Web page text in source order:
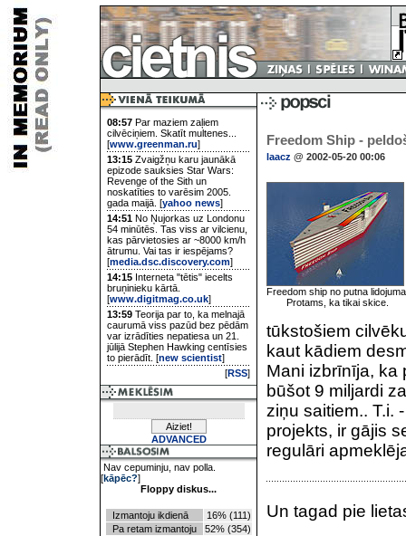
08:57 Par maziem zaļiem
cilvēciņiem. Skatīt multenes...
[www.greenman.ru]
13:15 Zvaigžņu karu jaunākā
epizode sauksies Star Wars:
Revenge of the Sith un
noskatīties to varēsim 2005.
gada maijā. [yahoo news]
14:51 No Ņujorkas uz Londonu
54 minūtēs. Tas viss ar vilcienu,
kas pārvietosies ar ~8000 km/h
ātrumu. Vai tas ir iespējams?
[media.dsc.discovery.com]
14:15 Interneta "tētis" iecelts
bruņinieku kārtā.
[www.digitmag.co.uk]
13:59 Teorija par to, ka melnajā
caurumā viss pazūd bez pēdām
var izrādīties nepatiesa un 21.
jūlijā Stephen Hawking centīsies
to pierādīt. [new scientist]
[RSS]
ADVANCED
Nav cepuminju, nav polla.
[kāpēc?]
Floppy diskus...
Izmantoju ikdienā
16% (111)
Pa retam izmantoju
52% (354)
Freedom Ship -
laacz @ 2002-05-20 00:06
Freedom ship no putna
Protams, ka tikai skice.
tūkstošiem
kaut kādiem
Mani izbrīnīja, ka
būšot 9 miljardi
ziņu saitiem.. T.i.
projekts, ir gājis
regulāri
Un tagad pie